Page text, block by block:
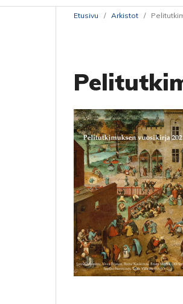
Etusivu / Arkistot /